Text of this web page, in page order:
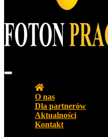
O nas
Dla partnerów
Aktualności
Kontakt